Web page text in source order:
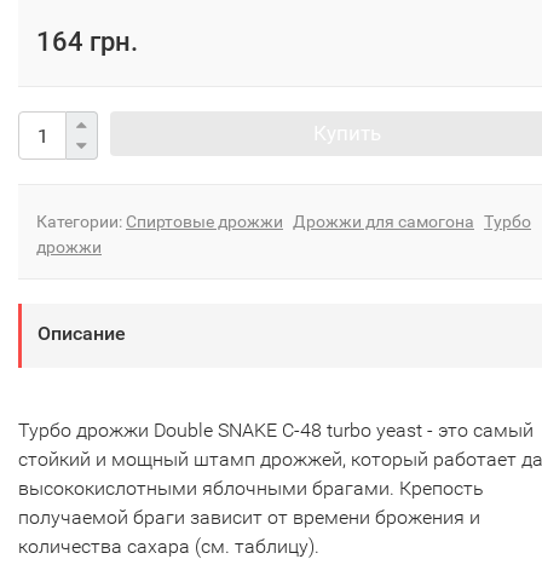
164 грн.
Категории: Спиртовые дрожжи Дрожжи для самогона Турбо
дрожжи
Описание
Турбо дрожжи Double SNAKE C-48 turbo yeast - это самый
стойкий и мощный штамп дрожжей, который работает
высококислотными яблочными брагами. Крепость
получаемой браги зависит от времени брожения и
количества сахара (см. таблицу).